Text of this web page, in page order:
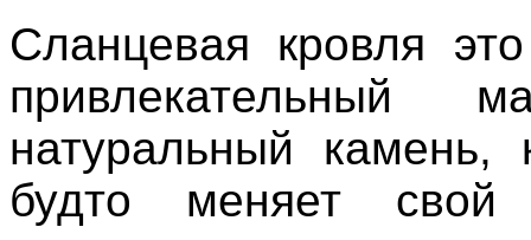
Сланцевая кровля
привлекательный
натуральный камень,
будто меняет свой